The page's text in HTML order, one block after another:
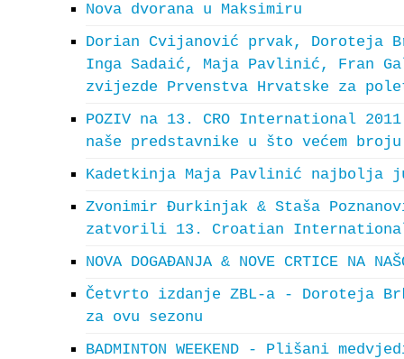
Nova dvorana u Maksimiru
Dorian Cvijanović prvak, Doroteja
Inga Sadaić, Maja Pavlinić, Fran
zvijezde Prvenstva Hrvatske za
POZIV na 13. CRO International
naše predstavnike u što većem broju
Kadetkinja Maja Pavlinić najbolja
Zvonimir Đurkinjak & Staša
zatvorili 13. Croatian
NOVA DOGAĐANJA & NOVE CRTICE NA
Četvrto izdanje ZBL-a - Doroteja
za ovu sezonu
BADMINTON WEEKEND - Plišani